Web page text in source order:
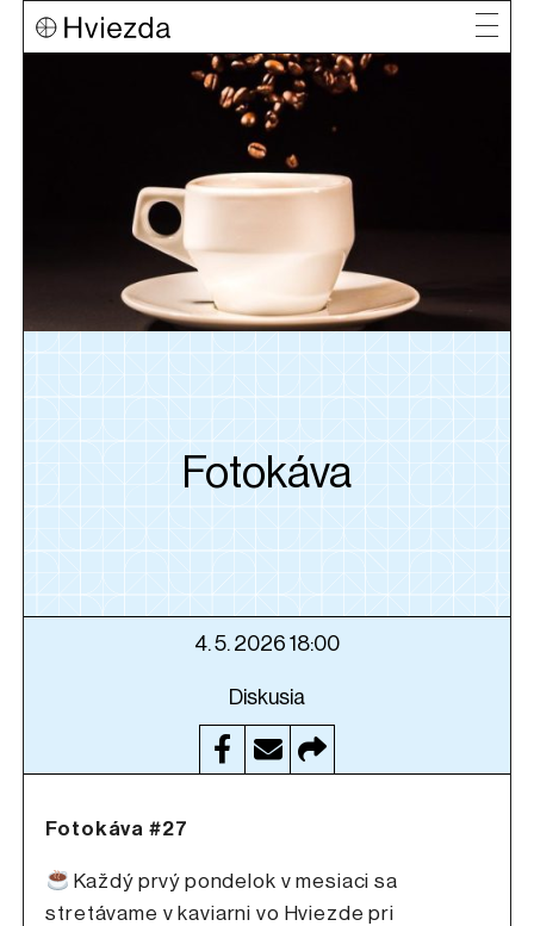
Fotokáva
4. 5. 2026 18:00
Diskusia
Fotokáva #27
Každý prvý pondelok v mesiaci sa
stretávame v kaviarni vo Hviezde pri